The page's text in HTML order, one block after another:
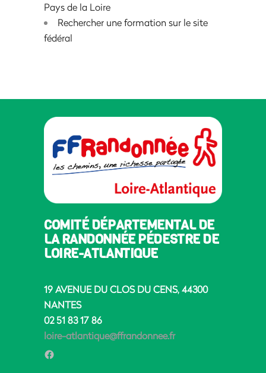
Pays de la Loire
Rechercher une formation sur le site
fédéral
COMITÉ DÉPARTEMENTAL DE
LA RANDONNÉE PÉDESTRE DE
LOIRE-ATLANTIQUE
19 AVENUE DU CLOS DU CENS, 44300
NANTES
02 51 83 17 86
loire-atlantique@ffrandonnee.fr
Facebook